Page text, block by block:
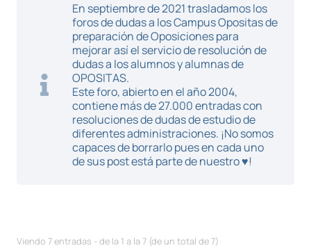
En septiembre de 2021 trasladamos los
foros de dudas a los Campus Opositas de
preparación de Oposiciones para
mejorar así el servicio de resolución de
dudas a los alumnos y alumnas de
OPOSITAS.
Este foro, abierto en el año 2004,
contiene más de 27.000 entradas con
resoluciones de dudas de estudio de
diferentes administraciones. ¡No somos
capaces de borrarlo pues en cada uno
de sus post está parte de nuestro ♥!
Viendo 7 entradas - de la 1 a la 7 (de un total de 7)